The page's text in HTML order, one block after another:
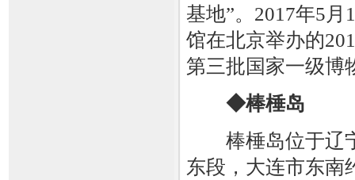
基地”。2017年5
馆在北京举办的
第三批国家一级博
◆棒棰岛
棒棰岛位于辽
东段，大连市东南